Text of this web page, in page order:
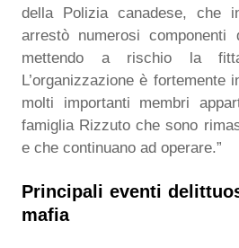
della Polizia canadese, che
arrestò numerosi componenti
mettendo a rischio la
L’organizzazione è fortemente
molti importanti membri
famiglia Rizzuto che sono
e che continuano ad operare.”
Principali eventi
mafia